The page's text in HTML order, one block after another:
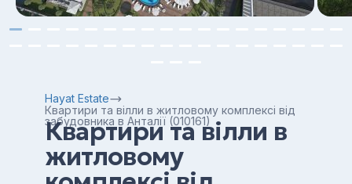
Hayat Estate
Квартири та вілли в житловому комплексі від
забудовника в Анталії (010161)
Квартири та вілли в
житловому